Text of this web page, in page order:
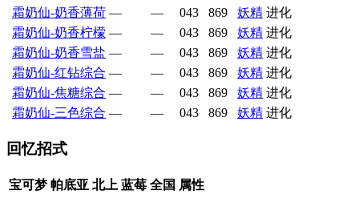
霜奶仙-奶香薄荷 — — 043 869 妖精 进化
霜奶仙-奶香柠檬 — — 043 869 妖精 进化
霜奶仙-奶香雪盐 — — 043 869 妖精 进化
霜奶仙-红钻综合 — — 043 869 妖精 进化
霜奶仙-焦糖综合 — — 043 869 妖精 进化
霜奶仙-三色综合 — — 043 869 妖精 进化
回忆招式
宝可梦 帕底亚 北上 蓝莓 全国 属性